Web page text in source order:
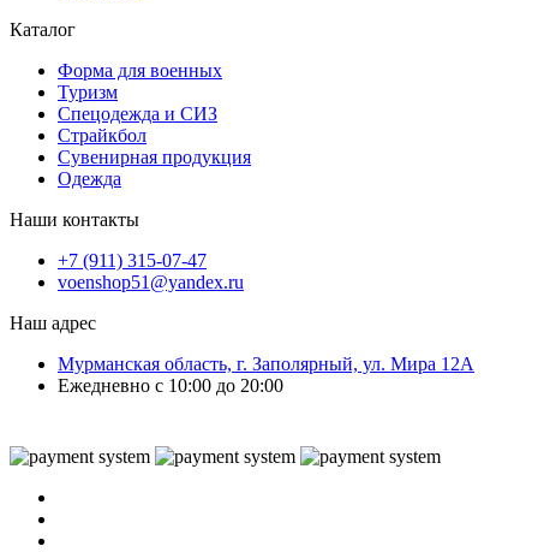
Каталог
Форма для военных
Туризм
Спецодежда и СИЗ
Страйкбол
Сувенирная продукция
Одежда
Наши контакты
+7 (911) 315-07-47
voenshop51@yandex.ru
Наш адрес
Мурманская область, г. Заполярный, ул. Мира 12А
Ежедневно с 10:00 до 20:00